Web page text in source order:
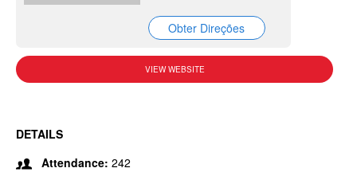
Obter Direções
VIEW WEBSITE
DETAILS
Attendance: 242